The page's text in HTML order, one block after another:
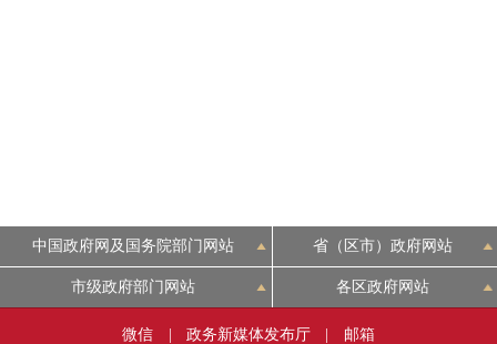
中国政府网及国务院部门网站 省（区市）政府网站
市级政府部门网站 各区政府网站
微信 政务新媒体发布厅 邮箱